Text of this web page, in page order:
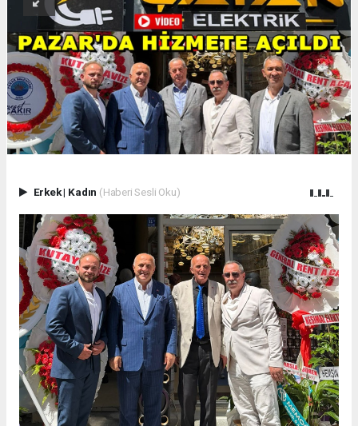
Erkek| Kadın (Haberi Sesli Oku)